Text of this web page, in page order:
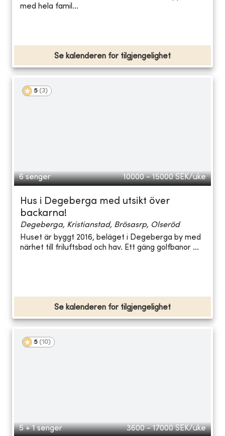
med hela famil...
Se kalenderen for tilgjengelighet
5 (3)
6 senger 10000 - 15000 SEK/uke
Hus i Degeberga med utsikt över
backarna!
Degeberga, Kristianstad, Brösasrp, Olseröd
Huset är byggt 2016, beläget i Degeberga by med
närhet till friluftsbad och hav. Ett gäng golfbanor ...
Se kalenderen for tilgjengelighet
5 (10)
5 + 1 senger 3600 - 17000 SEK/uke